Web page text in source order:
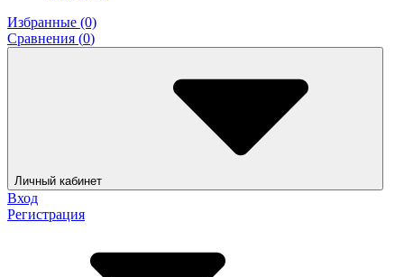
Избранные (0)
Сравнения (0)
Личный кабинет
Вход
Регистрация